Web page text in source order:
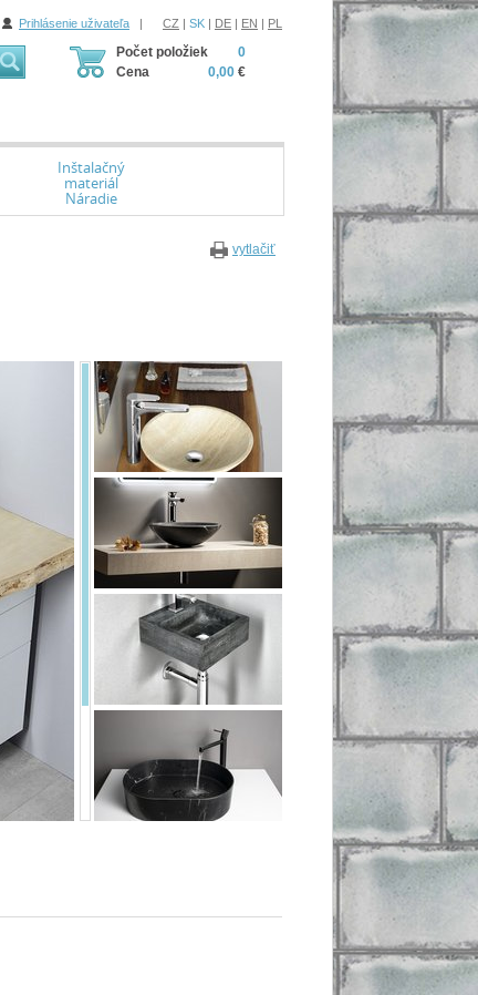
Prihlásenie uživateľa | CZ | SK | DE | EN | PL
Počet položiek
Cena
0
0,00 €
Inštalačný
materiál
Náradie
vytlačiť